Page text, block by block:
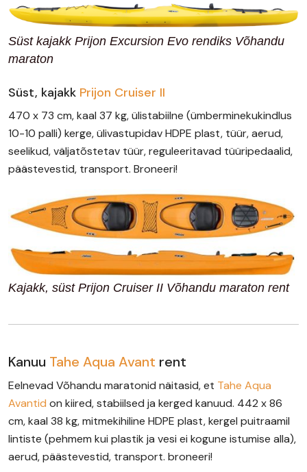
Süst kajakk Prijon Excursion Evo rendiks Võhandu
maraton
Süst, kajakk Prijon Cruiser II
470 x 73 cm, kaal 37 kg, ülistabiilne (ümberminekukindlus
10-10 palli) kerge, ülivastupidav HDPE plast, tüür, aerud,
seelikud, väljatõstetav tüür, reguleeritavad tüüripedaalid,
päästevestid, transport. Broneeri!
Kajakk, süst Prijon Cruiser II Võhandu maraton rent
Kanuu Tahe Aqua Avant rent
Eelnevad Võhandu maratonid näitasid, et Tahe Aqua
Avantid on kiired, stabiilsed ja kerged kanuud. 442 x 86
cm, kaal 38 kg, mitmekihiline HDPE plast, kergel puitraamil
lintiste (pehmem kui plastik ja vesi ei kogune istumise alla),
aerud, päästevestid, transport. broneeri!